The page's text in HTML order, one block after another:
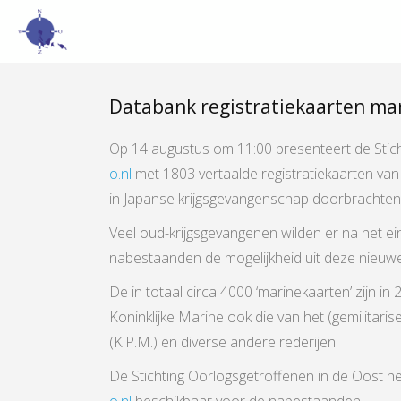
Databank registratiekaarten
Op 14 augustus om 11:00 presenteert de
o.nl met 1803 vertaalde registratiekaarten
in Japanse krijgsgevangenschap
Veel oud-krijgsgevangenen wilden er na het
nabestaanden de mogelijkheid uit deze
De in totaal circa 4000 ‘marinekaarten’ zijn
Koninklijke Marine ook die van het
(K.P.M.) en diverse andere rederijen.
De Stichting Oorlogsgetroffenen in de Oost